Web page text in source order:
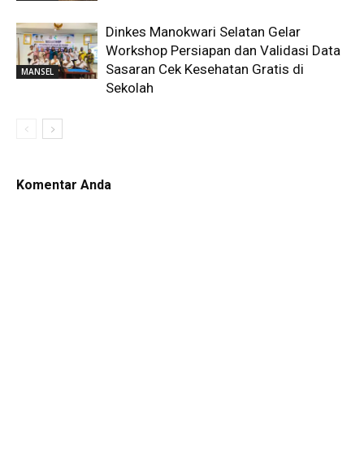
MANSEL
Dinkes Manokwari Selatan Gelar
Workshop Persiapan dan Validasi Data
Sasaran Cek Kesehatan Gratis di
Sekolah
Komentar Anda